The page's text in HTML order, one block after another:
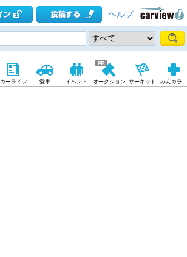
ヘルプ
カーライフ 愛車 イベント オークション サーキット みんカラ＋